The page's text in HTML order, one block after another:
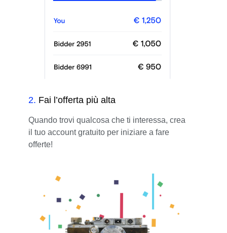
2. Fai l’offerta più alta
Quando trovi qualcosa che ti interessa, crea
il tuo account gratuito per iniziare a fare
offerte!